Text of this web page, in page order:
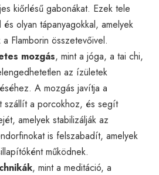
kiőrlésű gabonákat. Ezek tele
és olyan tápanyagokkal, amelyek
Flamborin összetevőivel.
mozgás, mint a jóga, a tai chi,
az ízületek
A mozgás javítja a
szállít a porcokhoz, és segít
amelyek stabilizálják az
is felszabadít, amelyek
működnek.
, mint a meditáció, a